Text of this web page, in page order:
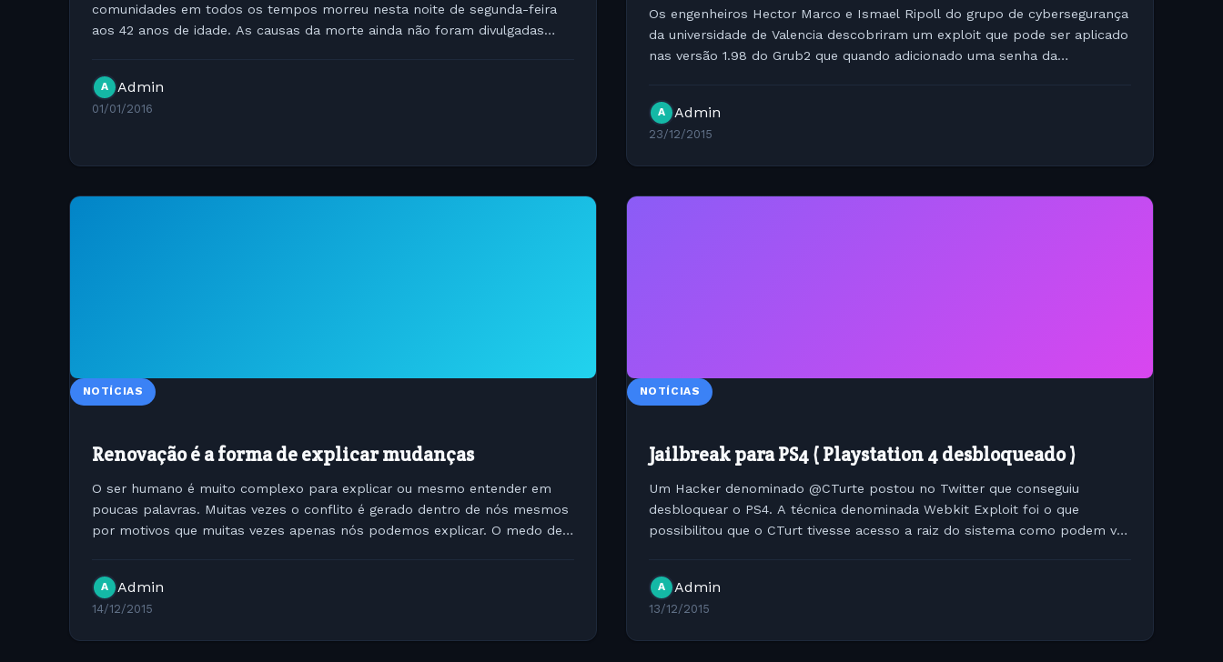
comunidades em todos os tempos morreu nesta noite de segunda-feira
aos 42 anos de idade. As causas da morte ainda não foram divulgadas
A Admin
01/01/2016
Os engenheiros Hector Marco e Ismael Ripoll do grupo de cybersegurança
da universidade de Valencia descobriram um exploit que pode ser aplicado
nas versão 1.98 do Grub2 que quando adicionado uma senha da
A Admin
23/12/2015
NOTÍCIAS
Renovação é a forma de explicar mudanças
O ser humano é muito complexo para explicar ou mesmo entender em
poucas palavras. Muitas vezes o conflito é gerado dentro de nós mesmos
por motivos que muitas vezes apenas nós podemos explicar. O medo de
A Admin
14/12/2015
NOTÍCIAS
Jailbreak para PS4 ( Playstation 4 desbloqueado )
Um Hacker denominado @CTurte postou no Twitter que conseguiu
desbloquear o PS4. A técnica denominada Webkit Exploit foi o que
possibilitou que o CTurt tivesse acesso a raiz do sistema como podem ver
A Admin
13/12/2015